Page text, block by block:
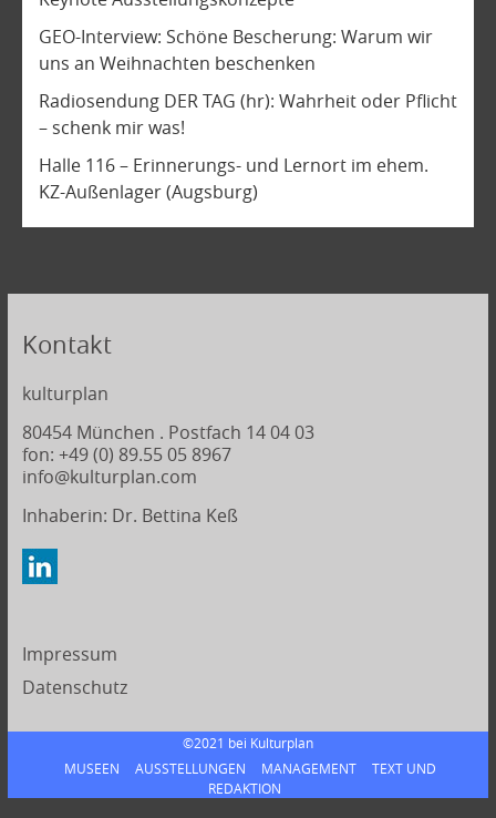
GEO-Interview: Schöne Bescherung: Warum wir
uns an Weihnachten beschenken
Radiosendung DER TAG (hr): Wahrheit oder Pflicht
– schenk mir was!
Halle 116 – Erinnerungs- und Lernort im ehem.
KZ-Außenlager (Augsburg)
Kontakt
kulturplan
80454 München . Postfach 14 04 03
fon: +49 (0) 89.55 05 8967
info@kulturplan.com
Inhaberin: Dr. Bettina Keß
Impressum
Datenschutz
©2021 bei Kulturplan
MUSEEN
AUSSTELLUNGEN MANAGEMENT
TEXT UND
REDAKTION